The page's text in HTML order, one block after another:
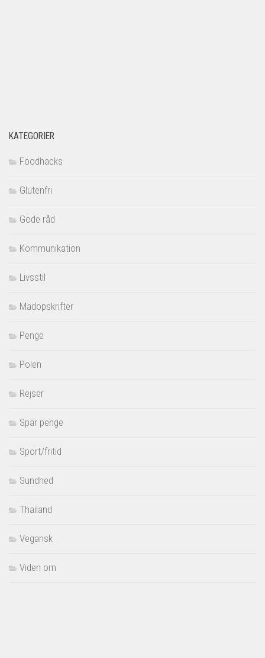
KATEGORIER
Foodhacks
Glutenfri
Gode råd
Kommunikation
Livsstil
Madopskrifter
Penge
Polen
Rejser
Spar penge
Sport/fritid
Sundhed
Thailand
Vegansk
Viden om